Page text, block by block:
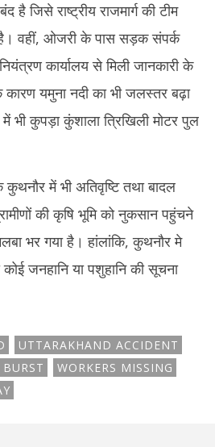
है जिसे राष्ट्रीय राजमार्ग की टीम
वहीं, ओजरी के पास सड़क संपर्क
कार्यालय से मिली जानकारी के
कारण यमुना नदी का भी जलस्तर बढ़ा
भी कुपड़ा कुंशाला त्रिखिली मोटर पुल
कुथनौर में भी अतिवृष्टि तथा बादल
की कृषि भूमि को नुकसान पहुंचने
भर गया है। हांलांकि, कुथनौर मे
जनहानि या पशुहानि की सूचना
UTTARAKHAND ACCIDENT
WORKERS MISSING